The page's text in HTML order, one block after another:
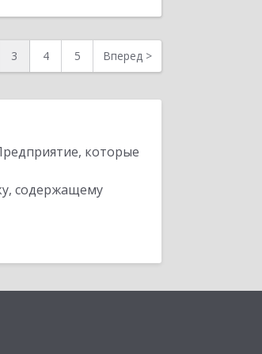
3 4 5 Вперед >
которые
содержащему